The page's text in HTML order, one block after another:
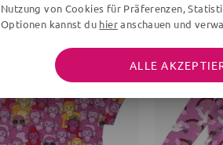
Nutzung von Cookies für Präferenzen,
Optionen kannst du hieranschauen und
ALLE